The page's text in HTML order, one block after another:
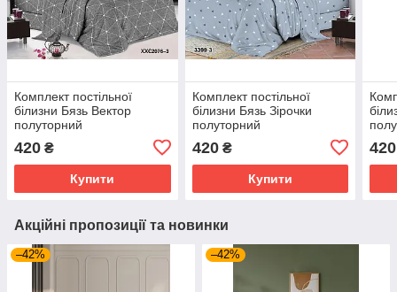
Комплект постільної
білизни Бязь Вектор
полуторний
420 ₴
Купити
Комплект постільної
білизни Бязь Зірочки
полуторний
420₴
Купити
420
Акційні пропозиції та новинки
–42% –42%